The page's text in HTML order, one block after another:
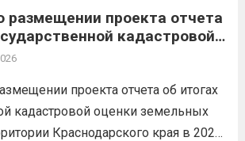
без вашего согласия,
по окончании срока
Регион предоставляет
множество мер поддержки:
млн рублей единовременно;...
размещении проекта отчета
кадастровой
участков на
проекта отчета об итогах
кадастровой оценки земельных
Краснодарского края в 2026